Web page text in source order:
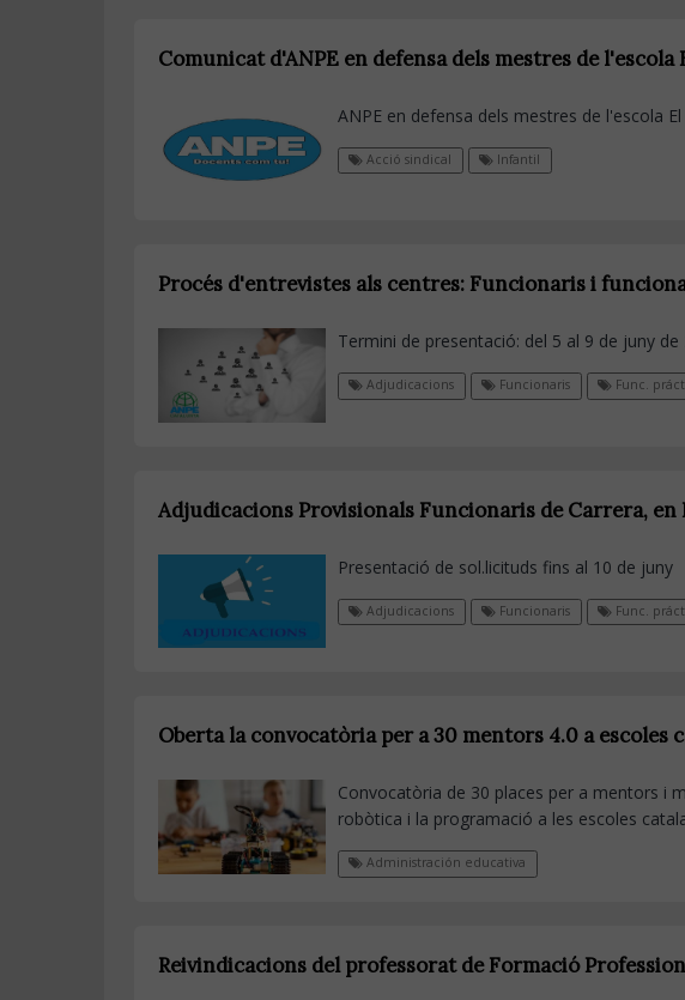
Comunicat d'ANPE en defensa dels mestres de l'escola
ANPE en defensa dels mestres de l'escola
Acció sindical Infantil
Procés d'entrevistes als centres: Funcionaris i
Termini de presentació: del 5 al 9 de juny de
Adjudicacions Funcionaris Func.
Adjudicacions Provisionals Funcionaris de Carrera, en
Presentació de sol.licituds fins al 10 de juny
Adjudicacions Funcionaris Func.
Oberta la convocatòria per a 30 mentors 4.0 a escoles
Convocatòria de 30 places per a mentors i
robòtica i la programació a les escoles
Administración educativa
Reivindicacions del professorat de Formació